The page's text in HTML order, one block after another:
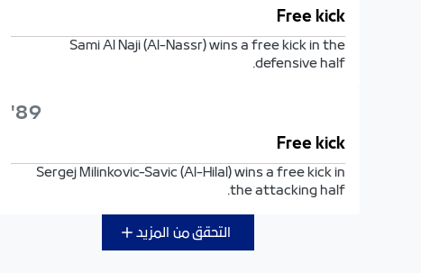
Free kick
Sami Al Naji (Al-Nassr) wins a free kick in the
defensive half.
89'
Free kick
Sergej Milinkovic-Savic (Al-Hilal) wins a free kick in
the attacking half.
التحقق من المزيد